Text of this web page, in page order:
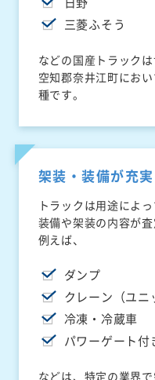
三菱ふそう
などの国産トラック
空知郡奈井江町にお
種です。
架装・装備が充
トラックは用途によ
装備や架装の内容が査
例えば、
ダンプ
クレーン（ユニ
冷凍・冷蔵車
パワーゲート付
などは、特定の業界